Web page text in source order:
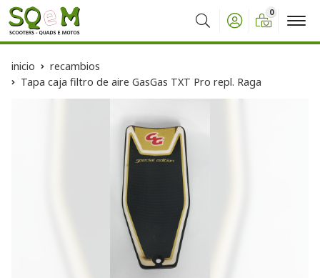
Buscar
0
inicio
recambios
Tapa caja filtro de aire GasGas TXT Pro repl. Raga